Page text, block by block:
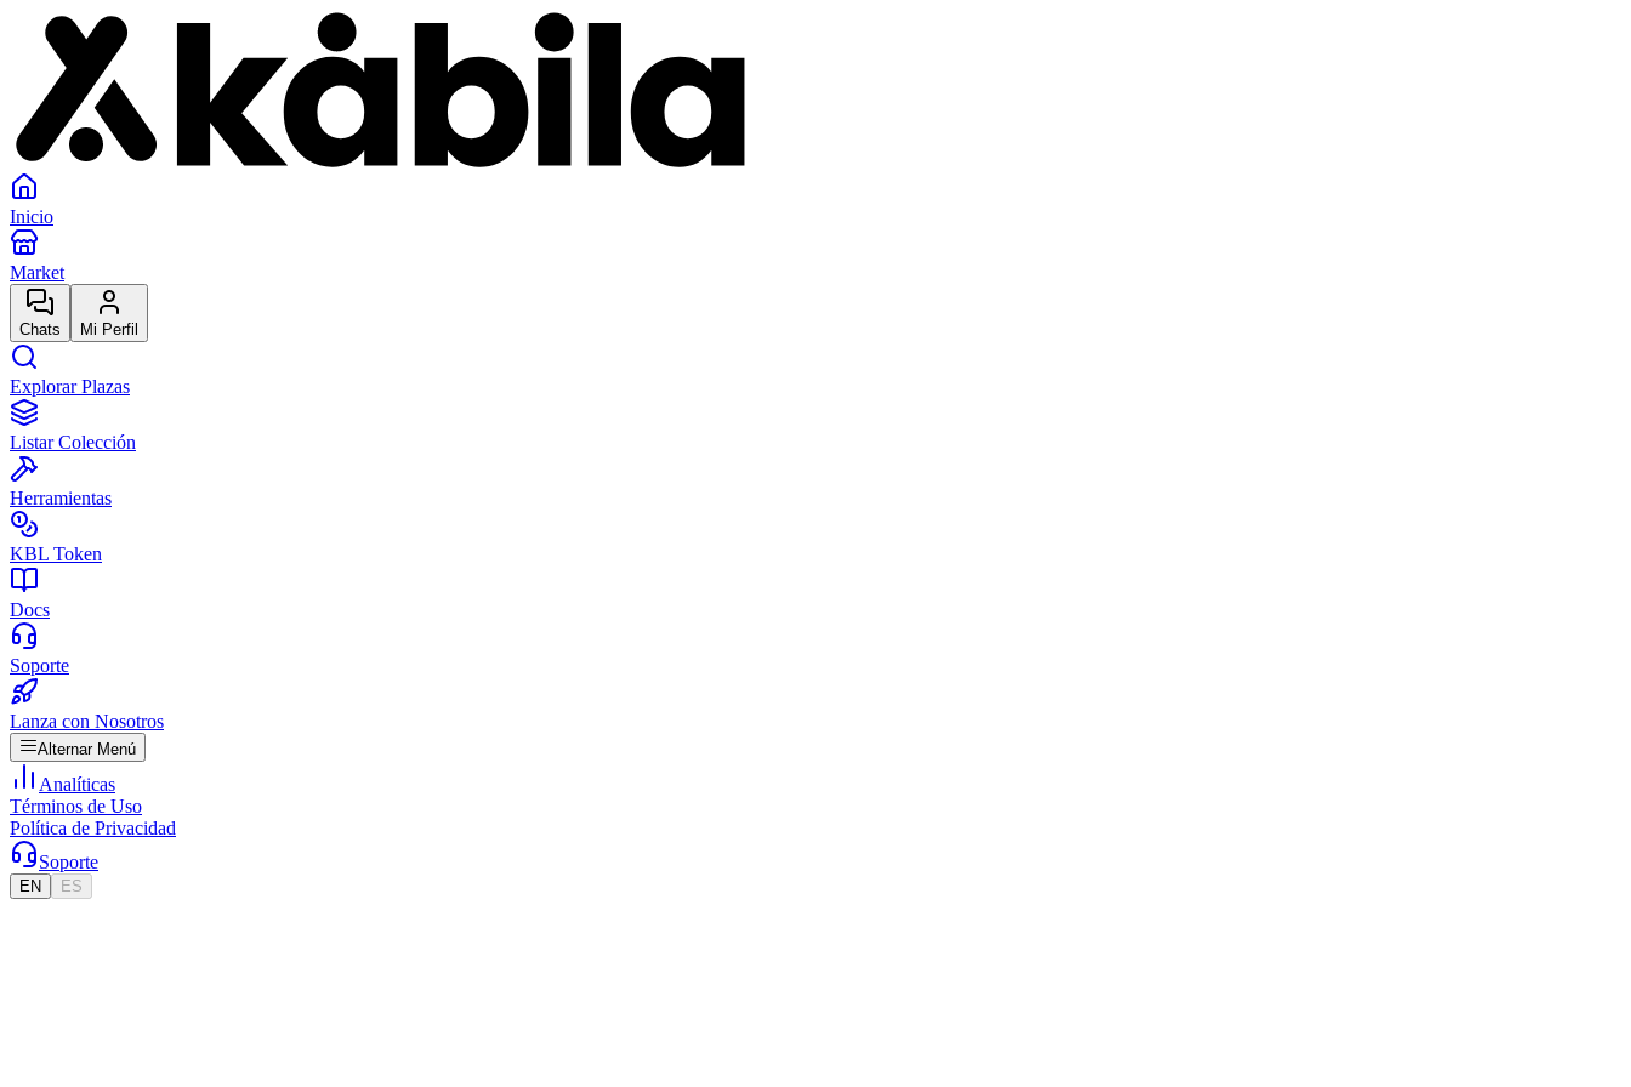
Inicio
Market
Chats Mi Perfil
Explorar Plazas
Listar Colección
Herramientas
KBL Token
Docs
Soporte
Lanza con Nosotros
Alternar Menú
Analíticas
Términos de Uso
Política de Privacidad
Soporte
EN ES